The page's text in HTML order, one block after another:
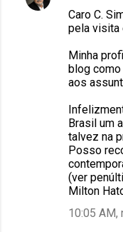
Caro C.
pela visita
Minha
blog como
aos
Brasil um
talvez na
Posso
(ver
Milton
10:05 AM,